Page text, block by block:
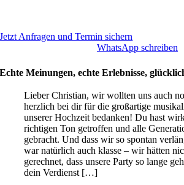
Jetzt Anfragen und Termin sichern
WhatsApp schreiben
Echte Meinungen, echte Erlebnisse,
Lieber Christian, wir wollten uns auch
herzlich bei dir für die großartige
unserer Hochzeit bedanken! Du hast
richtigen Ton getroffen und alle
gebracht. Und dass wir so spontan
war natürlich auch klasse – wir hätten
gerechnet, dass unsere Party so lange
dein Verdienst […]